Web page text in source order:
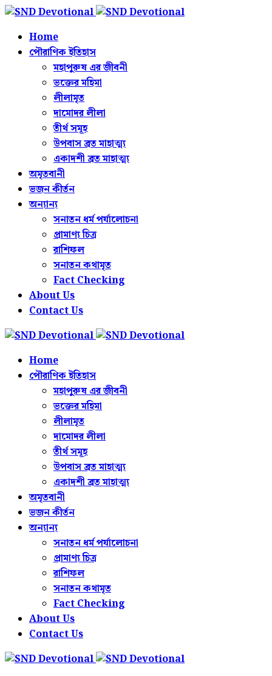
Home
পৌরাণিক ইতিহাস
মহাপুরুষ এর জীবনী
ভক্তের মহিমা
লীলামৃত
দামোদর লীলা
তীর্থ সমূহ
উপবাস ব্রত মাহাত্ম্য
একাদশী ব্রত মাহাত্ম্য
অমৃতবানী
ভজন কীর্তন
অন্যান্য
সনাতন ধর্ম পর্যালোচনা
প্রামাণ্য চিত্র
রাশিফল
সনাতন কথামৃত
Fact Checking
About Us
Contact Us
Home
পৌরাণিক ইতিহাস
মহাপুরুষ এর জীবনী
ভক্তের মহিমা
লীলামৃত
দামোদর লীলা
তীর্থ সমূহ
উপবাস ব্রত মাহাত্ম্য
একাদশী ব্রত মাহাত্ম্য
অমৃতবানী
ভজন কীর্তন
অন্যান্য
সনাতন ধর্ম পর্যালোচনা
প্রামাণ্য চিত্র
রাশিফল
সনাতন কথামৃত
Fact Checking
About Us
Contact Us